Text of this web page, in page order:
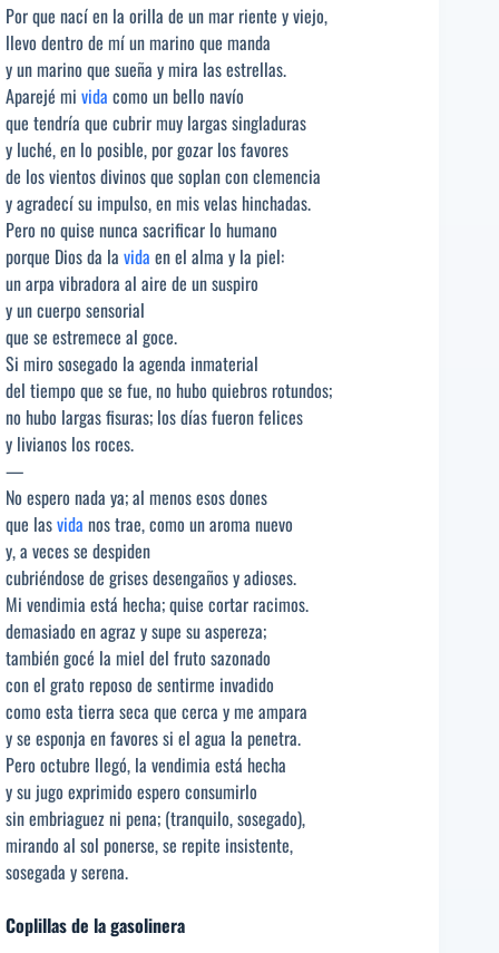
Por que nací en la orilla de un mar riente y viejo,
llevo dentro de mí un marino que manda
y un marino que sueña y mira las estrellas.
Aparejé mi vida como un bello navío
que tendría que cubrir muy largas singladuras
y luché, en lo posible, por gozar los favores
de los vientos divinos que soplan con clemencia
y agradecí su impulso, en mis velas hinchadas.
Pero no quise nunca sacrificar lo humano
porque Dios da la vida en el alma y la piel:
un arpa vibradora al aire de un suspiro
y un cuerpo sensorial
que se estremece al goce.
Si miro sosegado la agenda inmaterial
del tiempo que se fue, no hubo quiebros rotundos;
no hubo largas fisuras; los días fueron felices
y livianos los roces.
—
No espero nada ya; al menos esos dones
que lasvida nos trae, como un aroma nuevo
y, a veces se despiden
cubriéndose de grises desengaños y adioses.
Mi vendimia está hecha; quise cortar racimos.
demasiado en agraz y supe su aspereza;
también gocé la miel del fruto sazonado
con el grato reposo de sentirme invadido
como esta tierra seca que cerca y me ampara
y se esponja en favores si el agua la penetra.
Pero octubre llegó, la vendimia está hecha
y su jugo exprimido espero consumirlo
sin embriaguez ni pena; (tranquilo, sosegado),
mirando al sol ponerse, se repite insistente,
sosegada y serena.
Coplillas de la gasolinera